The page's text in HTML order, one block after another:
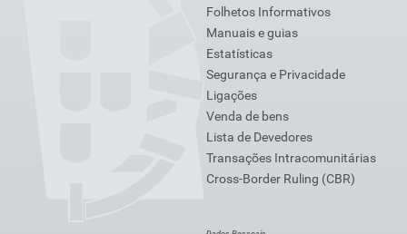
Folhetos Informativos
Manuais e guias
Estatísticas
Segurança e Privacidade
Ligações
Venda de bens
Lista de Devedores
Transações Intracomunitárias
Cross-Border Ruling (CBR)